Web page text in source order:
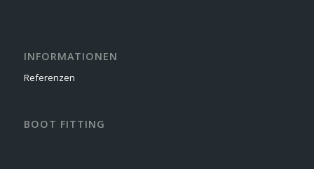
INFORMATIONEN
Referenzen
BOOT FITTING